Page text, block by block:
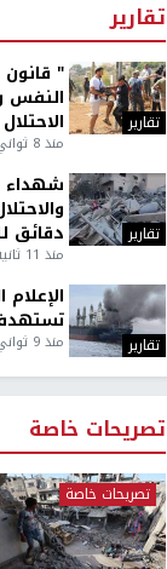
تقارير
تقارير
"
النفس
الاحتلال
منذ 8 ثواني
تقارير
شهداء
دقائق
منذ 11 ثانية
تقارير منذ 9 ثواني
تصريحات خاصة
تصريحات خاصة